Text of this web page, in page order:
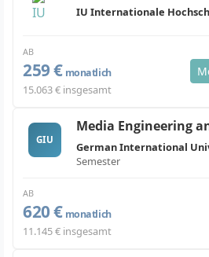
IU Internationale
AB
259 € monatlich
15.063 € insgesamt
GIU
Media Engineering
German International
Semester
AB
620 € monatlich
11.145 € insgesamt